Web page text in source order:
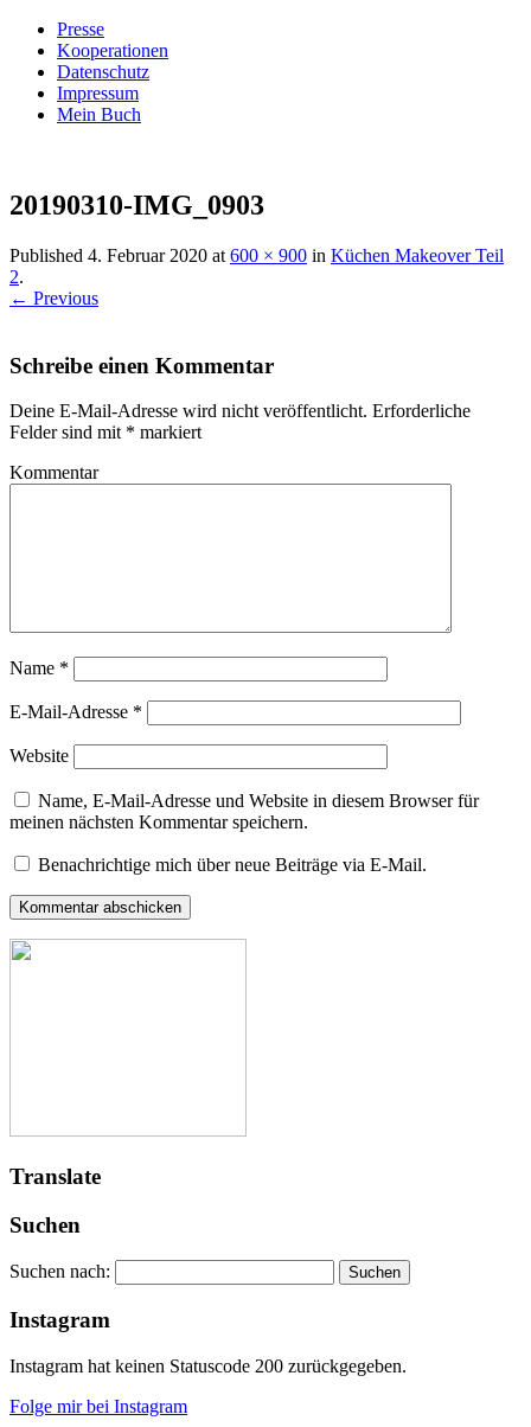
Presse
Kooperationen
Datenschutz
Impressum
Mein Buch
Villa König
20190310-IMG_0903
Published 4. Februar 2020 at 600 × 900 in Küchen Makeover Teil
2.
← Previous
Schreibe einen Kommentar
Deine E-Mail-Adresse wird nicht veröffentlicht. Erforderliche
Felder sind mit * markiert
Kommentar
Name *
E-Mail-Adresse *
Website
Name, E-Mail-Adresse und Website in diesem Browser für
meinen nächsten Kommentar speichern.
Benachrichtige mich über neue Beiträge via E-Mail.
Translate
Suchen
Suchen nach:
Instagram
Instagram hat keinen Statuscode 200 zurückgegeben.
Folge mir bei Instagram